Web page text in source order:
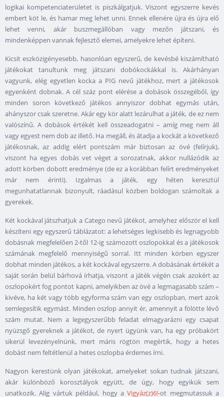
logikai kompetenciaterületet is piszkálgatjuk. Viszont egyszerre kevés
embert köt le, és hamar meg lehet unni. Ennek ellenére újra és újra elő
lehet venni, akár buszmegállóban vagy mezőn játszani, és
mindenképpen vannak fejlesztő elemei, amelyekre lehet építeni.
Kicsit eszközigényesebb, hasonlóan egyszerű, de kevésbé kiszámítható
játékokat tanultunk meg játszani dobókockákkal is. Akárhányan
vagyunk, elég egyetlen kocka a PIG nevű játékhoz, mert a játékosok
egyenként dobnak. A cél száz pont elérése a dobások összegéből, így
minden soron következő játékos annyiszor dobhat egymás után,
ahányszor csak szeretne. Akár egy kör alatt lezárulhat a játék, de ez nem
valószínű. A dobások értékét kell összeadogatni – amíg meg nem áll
vagy egyest nem dob az illető. Ha megáll, és átadja a kockát a következő
játékosnak, az addig elért pontszám már biztosan az övé (felírjuk),
viszont ha egyes dobás vet véget a sorozatnak, akkor nullázódik az
adott körben dobott eredménye (de ez a korábban felírt eredményeket
már nem érinti). Izgalmas a játék, egy héten keresztül
megunhatatlannak bizonyult, ráadásul közben boldogan számoltak a
gyerekek.
Két kockával játszhatjuk a Catego nevű játékot, amelyhez először el kell
készíteni egy egyszerű táblázatot: a lehetséges legkisebb és legnagyobb
dobásnak megfelelően 2-től 12-ig számozott oszlopokkal és a játékosok
számának megfelelő mennyiségű sorral. Itt minden körben egyszer
dobhat minden játékos, a két kockával egyszerre. A dobásának értékét a
saját során belül bárhová írhatja, viszont a játék végén csak azokért az
oszlopokért fog pontot kapni, amelyikben az övé a legmagasabb szám –
kivéve, ha két vagy több egyforma szám van egy oszlopban, mert azok
semlegesítik egymást. Minden oszlop annyit ér, amennyit a fölötte lévő
szám mutat. Nem a legegyszerűbb feladat elmagyarázni egy csapat
nyüzsgő gyereknek a játékot, de nyert ügyünk van, ha egy próbakört
sikerül levezényelnünk, mert máris rögtön megértik, hogy a hetes
dobást nem feltétlenül a hetes oszlopba érdemes írni.
Nagyon kerestünk olyan játékokat, amelyeket sokan tudnak játszani,
akár különböző korosztályok együtt, de úgy, hogy egyikük sem
unatkozik. Alig vártuk például, hogy aVigyáz(z)6!-ot megmutassuk a